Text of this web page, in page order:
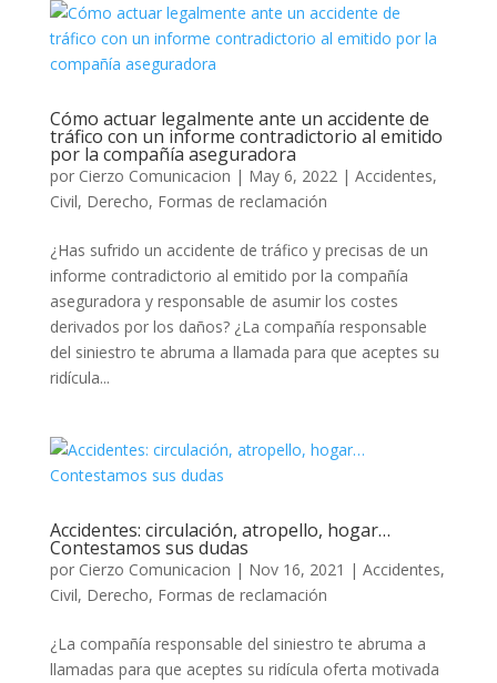
Cómo actuar legalmente ante un accidente de
tráfico con un informe contradictorio al emitido
por la compañía aseguradora
por Cierzo Comunicacion | May 6, 2022| Accidentes,
Civil, Derecho, Formas de reclamación
¿Has sufrido un accidente de tráfico y precisas de un
informe contradictorio al emitido por la compañía
aseguradora y responsable de asumir los costes
derivados por los daños? ¿La compañía responsable
del siniestro te abruma a llamada para que aceptes su
ridícula...
Accidentes: circulación, atropello, hogar…
Contestamos sus dudas
por Cierzo Comunicacion | Nov 16, 2021 | Accidentes,
Civil, Derecho, Formas de reclamación
¿La compañía responsable del siniestro te abruma a
llamadas para que aceptes su ridícula oferta motivada